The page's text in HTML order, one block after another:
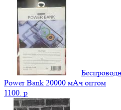
Power Bank 20000 мАч оптом
1100. p